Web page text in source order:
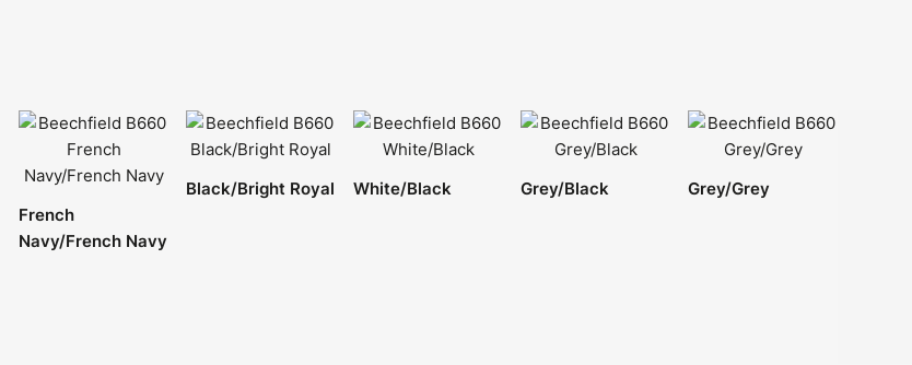
French
Navy/French Navy
Black/Bright Royal White/Black Grey/Black Grey/Grey